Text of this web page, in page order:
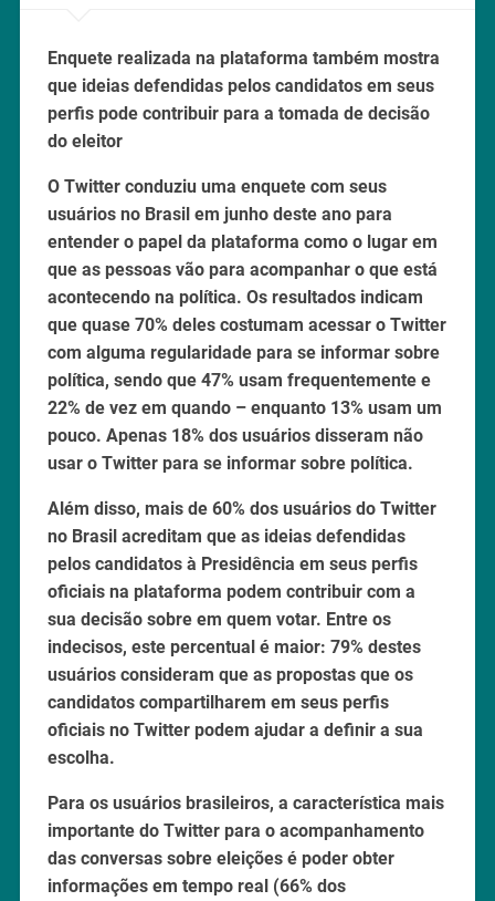
Enquete realizada na plataforma também mostra
que ideias defendidas pelos candidatos em seus
perfis pode contribuir para a tomada de decisão
do eleitor
O Twitter conduziu uma enquete com seus
usuários no Brasil em junho deste ano para
entender o papel da plataforma como o lugar em
que as pessoas vão para acompanhar o que está
acontecendo na política. Os resultados indicam
que quase 70% deles costumam acessar o Twitter
com alguma regularidade para se informar sobre
política, sendo que 47% usam frequentemente e
22% de vez em quando – enquanto 13% usam um
pouco. Apenas 18% dos usuários disseram não
usar o Twitter para se informar sobre política.
Além disso, mais de 60% dos usuários do Twitter
no Brasil acreditam que as ideias defendidas
pelos candidatos à Presidência em seus perfis
oficiais na plataforma podem contribuir com a
sua decisão sobre em quem votar. Entre os
indecisos, este percentual é maior: 79% destes
usuários consideram que as propostas que os
candidatos compartilharem em seus perfis
oficiais no Twitter podem ajudar a definir a sua
escolha.
Para os usuários brasileiros, a característica mais
importante do Twitter para o acompanhamento
das conversas sobre eleições é poder obter
informações em tempo real (66% dos